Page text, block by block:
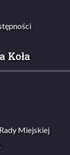
Koła
Miejskiej